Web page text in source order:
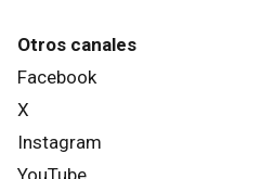
Otros canales
Facebook
X
Instagram
YouTube